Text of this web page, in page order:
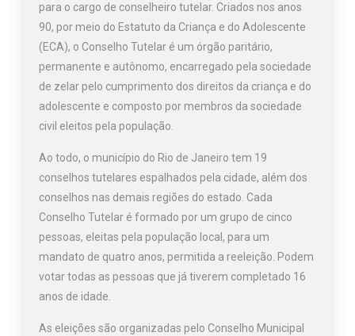
para o cargo de conselheiro tutelar. Criados nos anos
90, por meio do Estatuto da Criança e do Adolescente
(ECA), o Conselho Tutelar é um órgão paritário,
permanente e autônomo, encarregado pela sociedade
de zelar pelo cumprimento dos direitos da criança e do
adolescente e composto por membros da sociedade
civil eleitos pela população.
Ao todo, o município do Rio de Janeiro tem 19
conselhos tutelares espalhados pela cidade, além dos
conselhos nas demais regiões do estado. Cada
Conselho Tutelar é formado por um grupo de cinco
pessoas, eleitas pela população local, para um
mandato de quatro anos, permitida a reeleição. Podem
votar todas as pessoas que já tiverem completado 16
anos de idade.
As eleições são organizadas pelo Conselho Municipal